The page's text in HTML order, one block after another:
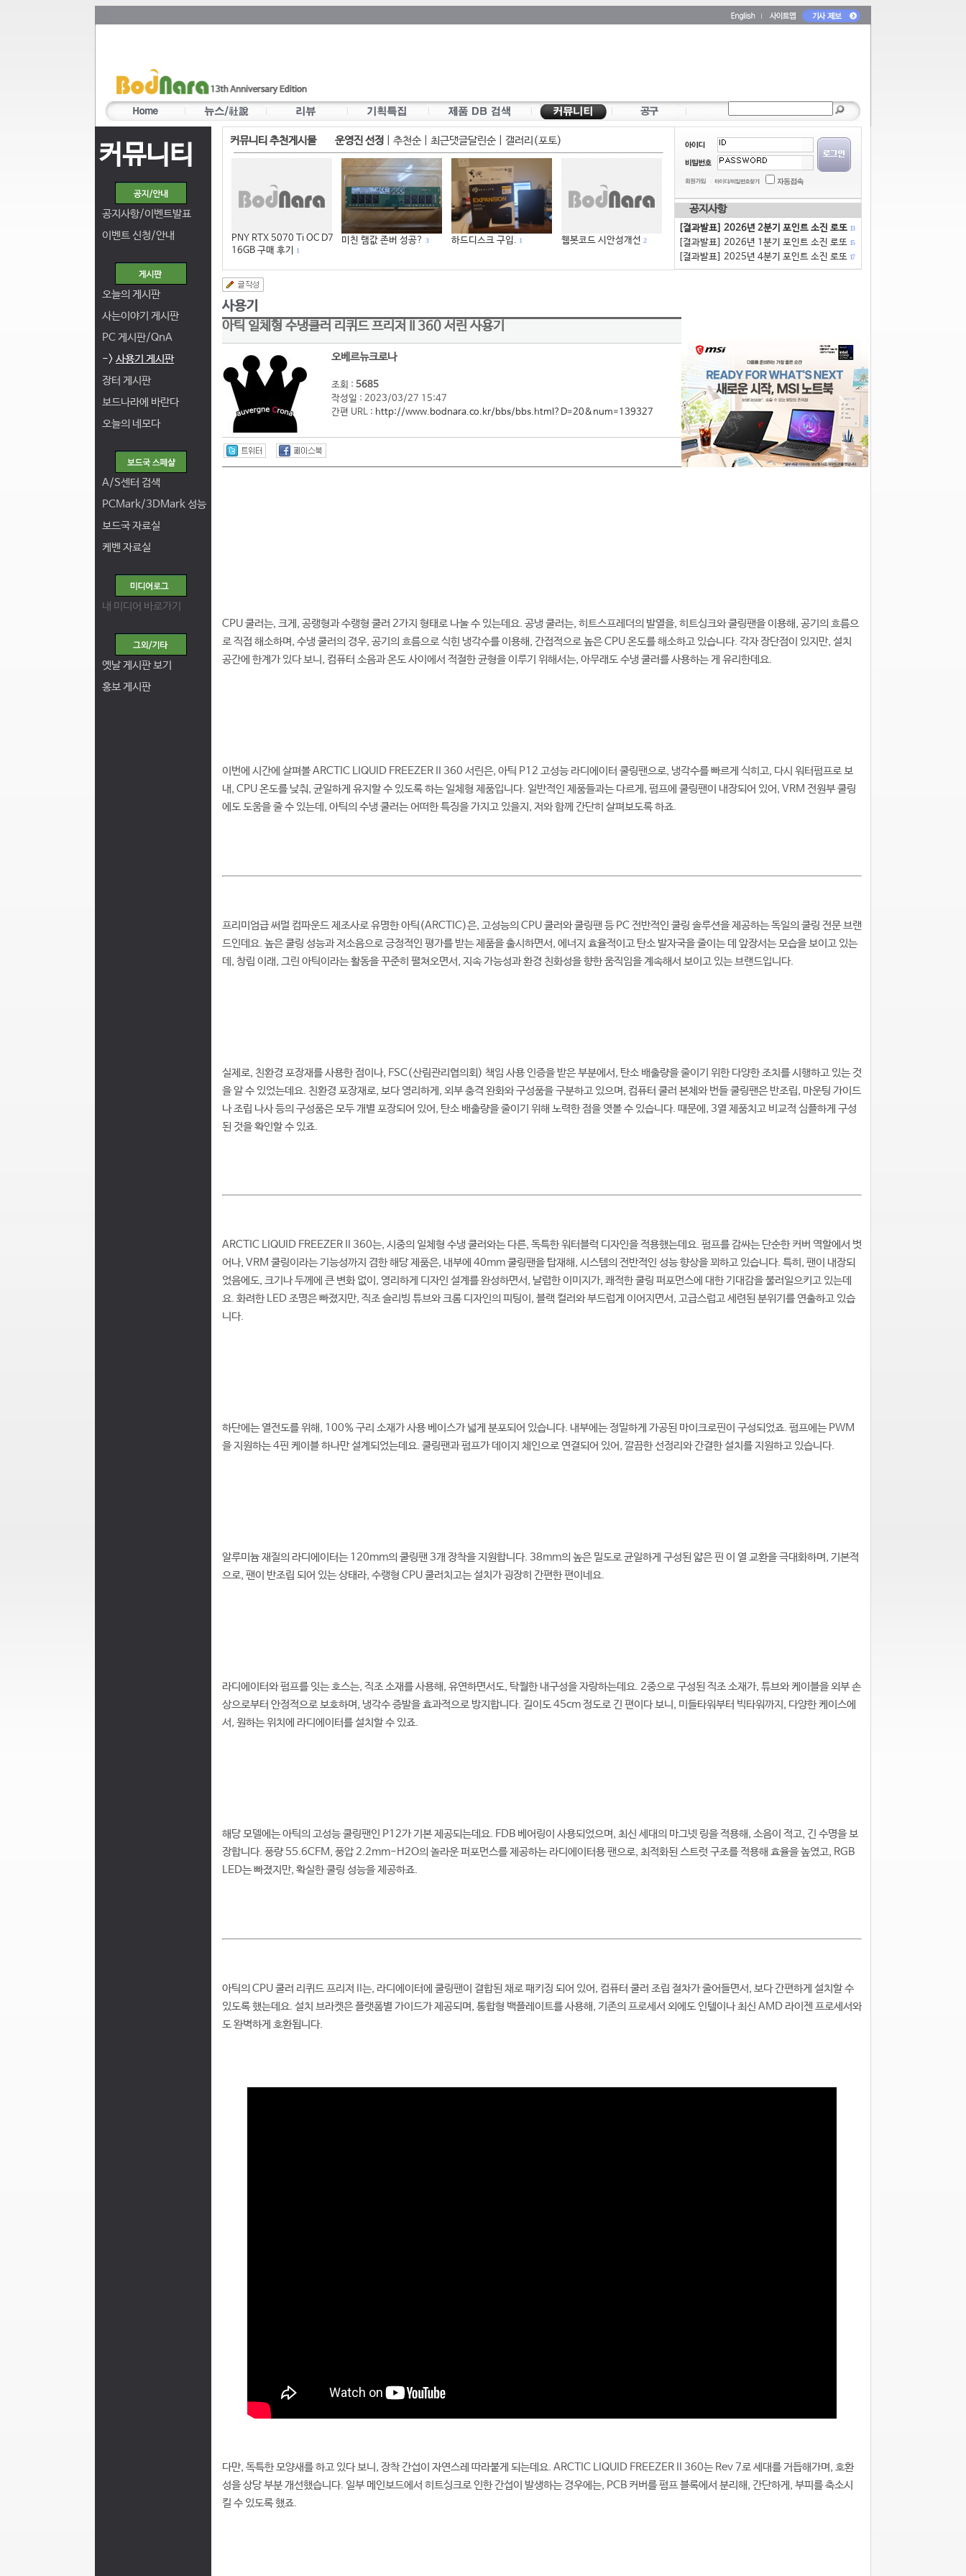
커뮤니티
공지사항/이벤트발표
이벤트 신청/안내
오늘의 게시판
사는이야기 게시판
PC 게시판/QnA
-> 사용기 게시판
장터 게시판
보드나라에 바란다
오늘의 네모다
A/S센터 검색
PCMark/3DMark 성능
보드국 자료실
케벤 자료실
내 미디어 바로가기
옛날 게시판 보기
홍보 게시판
커뮤니티 추천게시물 운영진 선정 추천순| 최근댓글달린순| 갤러리(포토)
PNY RTX 5070 Ti OC D7
16GB 구매 후기
1
미친 램값 존버 성공? 3 하드디스크 구입. 1 웹봇코드 시안성개선 2
공지사항
[결과발표] 2026년 2분기 포인트 소진 로또 13
[결과발표] 2026년 1분기 포인트 소진 로또 15
[결과발표] 2025년 4분기 포인트 소진 로또 17
아틱 일체형 수냉쿨러 리퀴드 프리저 II 360 서린 사용기
오베르뉴크로나
조회 : 5685
작성일 : 2023/03/27 15:47
간편 URL : http://www.bodnara.co.kr/bbs/bbs.html?D=20&num=139327
CPU 쿨러는, 크게, 공랭형과 수랭형 쿨러 2가지 형태로 나눌 수 있는데요. 공냉 쿨러는, 히트스프레더의 발열을, 히트싱크와 쿨링팬을 이용해, 공기의 흐름으
로 직접 해소하며, 수냉 쿨러의 경우, 공기의 흐름으로 식힌 냉각수를 이용해, 간접적으로 높은 CPU 온도를 해소하고 있습니다. 각자 장단점이 있지만, 설치
공간에 한계가 있다 보니, 컴퓨터 소음과 온도 사이에서 적절한 균형을 이루기 위해서는, 아무래도 수냉 쿨러를 사용하는 게 유리한데요.
이번에 시간에 살펴볼 ARCTIC LIQUID FREEZER II 360 서린은, 아틱 P12 고성능 라디에이터 쿨링팬으로, 냉각수를 빠르게 식히고, 다시 워터펌프로 보
내, CPU 온도를 낮춰, 균일하게 유지할 수 있도록 하는 일체형 제품입니다. 일반적인 제품들과는 다르게, 펌프에 쿨링팬이 내장되어 있어, VRM 전원부 쿨링
에도 도움을 줄 수 있는데, 아틱의 수냉 쿨러는 어떠한 특징을 가지고 있을지, 저와 함께 간단히 살펴보도록 하죠.
프리미엄급 써멀 컴파운드 제조사로 유명한 아틱(ARCTIC)은, 고성능의 CPU 쿨러와 쿨링팬 등 PC 전반적인 쿨링 솔루션을 제공하는 독일의 쿨링 전문 브랜
드인데요. 높은 쿨링 성능과 저소음으로 긍정적인 평가를 받는 제품을 출시하면서, 에너지 효율적이고 탄소 발자국을 줄이는 데 앞장서는 모습을 보이고 있는
데, 창립 이래, 그린 아틱이라는 활동을 꾸준히 펼쳐오면서, 지속 가능성과 환경 친화성을 향한 움직임을 계속해서 보이고 있는 브랜드입니다.
실제로, 친환경 포장재를 사용한 점이나, FSC(산림관리협의회) 책임 사용 인증을 받은 부분에서, 탄소 배출량을 줄이기 위한 다양한 조치를 시행하고 있는 것
을 알 수 있었는데요. 친환경 포장재로, 보다 영리하게, 외부 충격 완화와 구성품을 구분하고 있으며, 컴퓨터 쿨러 본체와 번들 쿨링팬은 반조립, 마운팅 가이드
나 조립 나사 등의 구성품은 모두 개별 포장되어 있어, 탄소 배출량을 줄이기 위해 노력한 점을 엿볼 수 있습니다. 때문에, 3열 제품치고 비교적 심플하게 구성
된 것을 확인할 수 있죠.
ARCTIC LIQUID FREEZER II 360는, 시중의 일체형 수냉 쿨러와는 다른, 독특한 워터블럭 디자인을 적용했는데요. 펌프를 감싸는 단순한 커버 역할에서 벗
어나, VRM 쿨링이라는 기능성까지 겸한 해당 제품은, 내부에 40mm 쿨링팬을 탑재해, 시스템의 전반적인 성능 향상을 꾀하고 있습니다. 특히, 팬이 내장되
었음에도, 크기나 두께에 큰 변화 없이, 영리하게 디자인 설계를 완성하면서, 날렵한 이미지가, 쾌적한 쿨링 퍼포먼스에 대한 기대감을 불러일으키고 있는데
요. 화려한 LED 조명은 빠졌지만, 직조 슬리빙 튜브와 크롬 디자인의 피팅이, 블랙 컬러와 부드럽게 이어지면서, 고급스럽고 세련된 분위기를 연출하고 있습
니다.
하단에는 열전도를 위해, 100% 구리 소재가 사용 베이스가 넓게 분포되어 있습니다. 내부에는 정밀하게 가공된 마이크로핀이 구성되었죠. 펌프에는 PWM
을 지원하는 4핀 케이블 하나만 설계되었는데요. 쿨링팬과 펌프가 데이지 체인으로 연결되어 있어, 깔끔한 선정리와 간결한 설치를 지원하고 있습니다.
알루미늄 재질의 라디에이터는 120mm의 쿨링팬 3개 장착을 지원합니다. 38mm의 높은 밀도로 균일하게 구성된 얇은 핀 이 열 교환을 극대화하며, 기본적
으로, 팬이 반조립 되어 있는 상태라, 수랭형 CPU 쿨러치고는 설치가 굉장히 간편한 편이네요.
라디에이터와 펌프를 잇는 호스는, 직조 소재를 사용해, 유연하면서도, 탁월한 내구성을 자랑하는데요. 2중으로 구성된 직조 소재가, 튜브와 케이블을 외부 손
상으로부터 안정적으로 보호하며, 냉각수 증발을 효과적으로 방지합니다. 길이도 45cm 정도로 긴 편이다 보니, 미들타워부터 빅타워까지, 다양한 케이스에
서, 원하는 위치에 라디에이터를 설치할 수 있죠.
해당 모델에는 아틱의 고성능 쿨링팬인 P12가 기본 제공되는데요. FDB 베어링이 사용되었으며, 최신 세대의 마그넷 링을 적용해, 소음이 적고, 긴 수명을 보
장합니다. 풍량 55.6CFM, 풍압 2.2mm-H2O의 놀라운 퍼포먼스를 제공하는 라디에이터용 팬으로, 최적화된 스트럿 구조를 적용해 효율을 높였고, RGB
LED는 빠졌지만, 확실한 쿨링 성능을 제공하죠.
아틱의 CPU 쿨러 리퀴드 프리저 II는, 라디에이터에 쿨링팬이 결합된 채로 패키징 되어 있어, 컴퓨터 쿨러 조립 절차가 줄어들면서, 보다 간편하게 설치할 수
있도록 했는데요. 설치 브라켓은 플랫폼별 가이드가 제공되며, 통합형 백플레이트를 사용해, 기존의 프로세서 외에도 인텔이나 최신 AMD 라이젠 프로세서와
도 완벽하게 호환됩니다.
다만, 독특한 모양새를 하고 있다 보니, 장착 간섭이 자연스레 따라붙게 되는데요. ARCTIC LIQUID FREEZER II 360는 Rev 7로 세대를 거듭해가며, 호환
성을 상당 부분 개선했습니다. 일부 메인보드에서 히트싱크로 인한 간섭이 발생하는 경우에는, PCB 커버를 펌프 블록에서 분리해, 간단하게, 부피를 축소시
킬 수 있도록 했죠.